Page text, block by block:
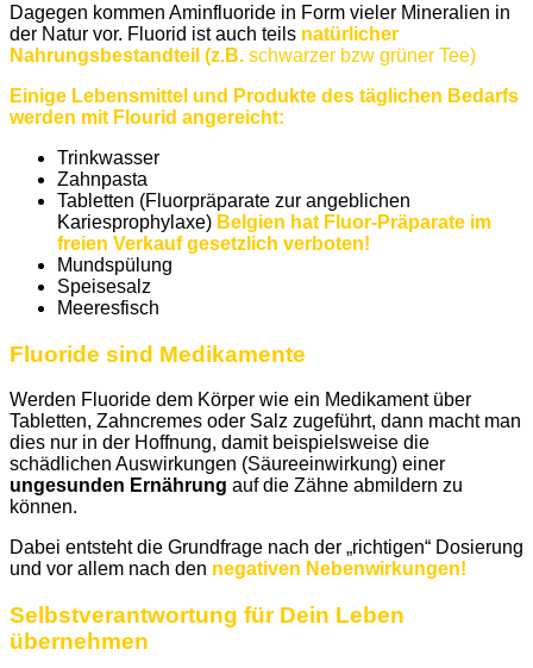
Dagegen kommen Aminfluoride in Form vieler Mineralien in
der Natur vor. Fluorid ist auch teils natürlicher
Nahrungsbestandteil (z.B. schwarzer bzw grüner Tee)
Einige Lebensmittel und Produkte des täglichen Bedarfs
werden mit Flourid angereicht:
Trinkwasser
Zahnpasta
Tabletten (Fluorpräparate zur angeblichen
Kariesprophylaxe) Belgien hat Fluor-Präparate im
freien Verkauf gesetzlich verboten!
Mundspülung
Speisesalz
Meeresfisch
Fluoride sind Medikamente
Werden Fluoride dem Körper wie ein Medikament über
Tabletten, Zahncremes oder Salz zugeführt, dann macht man
dies nur in der Hoffnung, damit beispielsweise die
schädlichen Auswirkungen (Säureeinwirkung) einer
ungesunden Ernährung auf die Zähne abmildern zu
können.
Dabei entsteht die Grundfrage nach der „richtigen“ Dosierung
und vor allem nach den negativen Nebenwirkungen!
Selbstverantwortung für Dein Leben
übernehmen